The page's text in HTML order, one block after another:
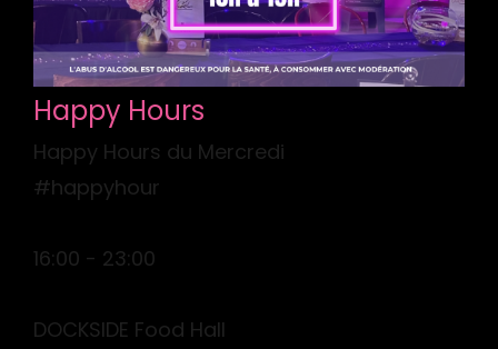
Happy Hours
Happy Hours du Mercredi
#happyhour
16:00 - 23:00
DOCKSIDE Food Hall